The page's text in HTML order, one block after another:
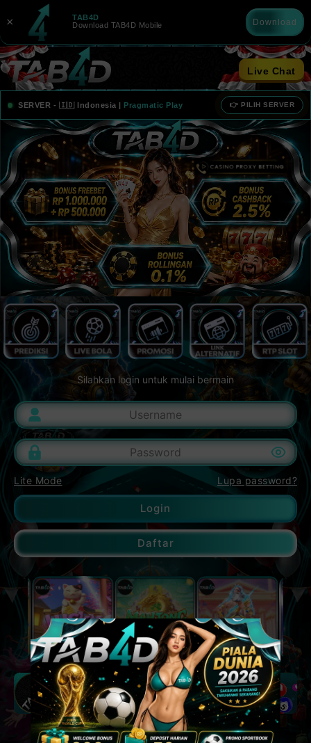
TAB4D
Download TAB4D Mobile
Download
×
Live Chat
SERVER - 🇮🇩 Indonesia | Pragmatic Play 👉 PILIH SERVER
Silahkan login untuk mulai bermain
Lite Mode Lupa password?
Login
Daftar
Klik untuk hubungi customer service kami